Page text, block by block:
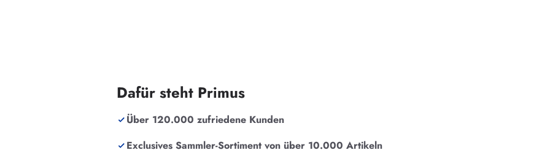
Dafür steht Primus
Über 120.000 zufriedene Kunden
Exclusives Sammler-Sortiment von über 10.000 Artikeln